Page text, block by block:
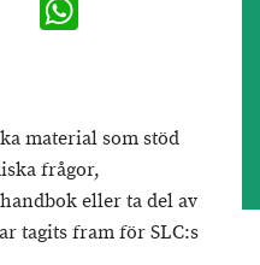
material som stöd
frågor,
eller ta del av
tagits fram för SLC:s